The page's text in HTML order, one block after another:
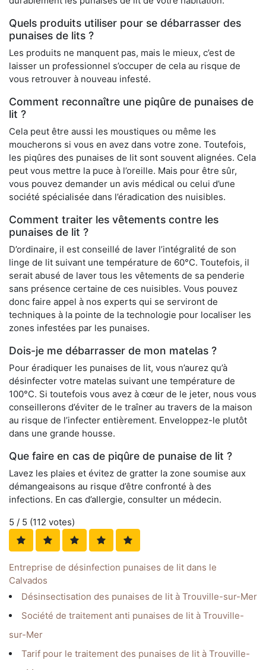
Quels produits utiliser pour se débarrasser des
punaises de lits ?
Les produits ne manquent pas, mais le mieux, c’est de
laisser un professionnel s’occuper de cela au risque de
vous retrouver à nouveau infesté.
Comment reconnaître une piqûre de punaises de
lit ?
Cela peut être aussi les moustiques ou même les
moucherons si vous en avez dans votre zone. Toutefois,
les piqûres des punaises de lit sont souvent alignées. Cela
peut vous mettre la puce à l’oreille. Mais pour être sûr,
vous pouvez demander un avis médical ou celui d’une
société spécialisée dans l’éradication des nuisibles.
Comment traiter les vêtements contre les
punaises de lit ?
D’ordinaire, il est conseillé de laver l’intégralité de son
linge de lit suivant une température de 60°C. Toutefois, il
serait abusé de laver tous les vêtements de sa penderie
sans présence certaine de ces nuisibles. Vous pouvez
donc faire appel à nos experts qui se serviront de
techniques à la pointe de la technologie pour localiser les
zones infestées par les punaises.
Dois-je me débarrasser de mon matelas ?
Pour éradiquer les punaises de lit, vous n’aurez qu’à
désinfecter votre matelas suivant une température de
100°C. Si toutefois vous avez à cœur de le jeter, nous vous
conseillerons d’éviter de le traîner au travers de la maison
au risque de l’infecter entièrement. Enveloppez-le plutôt
dans une grande housse.
Que faire en cas de piqûre de punaise de lit ?
Lavez les plaies et évitez de gratter la zone soumise aux
démangeaisons au risque d’être confronté à des
infections. En cas d’allergie, consulter un médecin.
5 / 5 (112 votes)
Entreprise de désinfection punaises de lit dans le
Calvados
Désinsectisation des punaises de lit à Trouville-sur-Mer
Société de traitement anti punaises de lit à Trouville-
sur-Mer
Tarif pour le traitement des punaises de lit à Trouville-